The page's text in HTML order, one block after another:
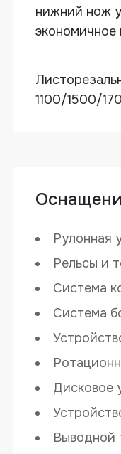
нижний нож
экономичное
1100/1500/
Рулонная
Рельсы и
Система
Система
Дисковое
Выводной